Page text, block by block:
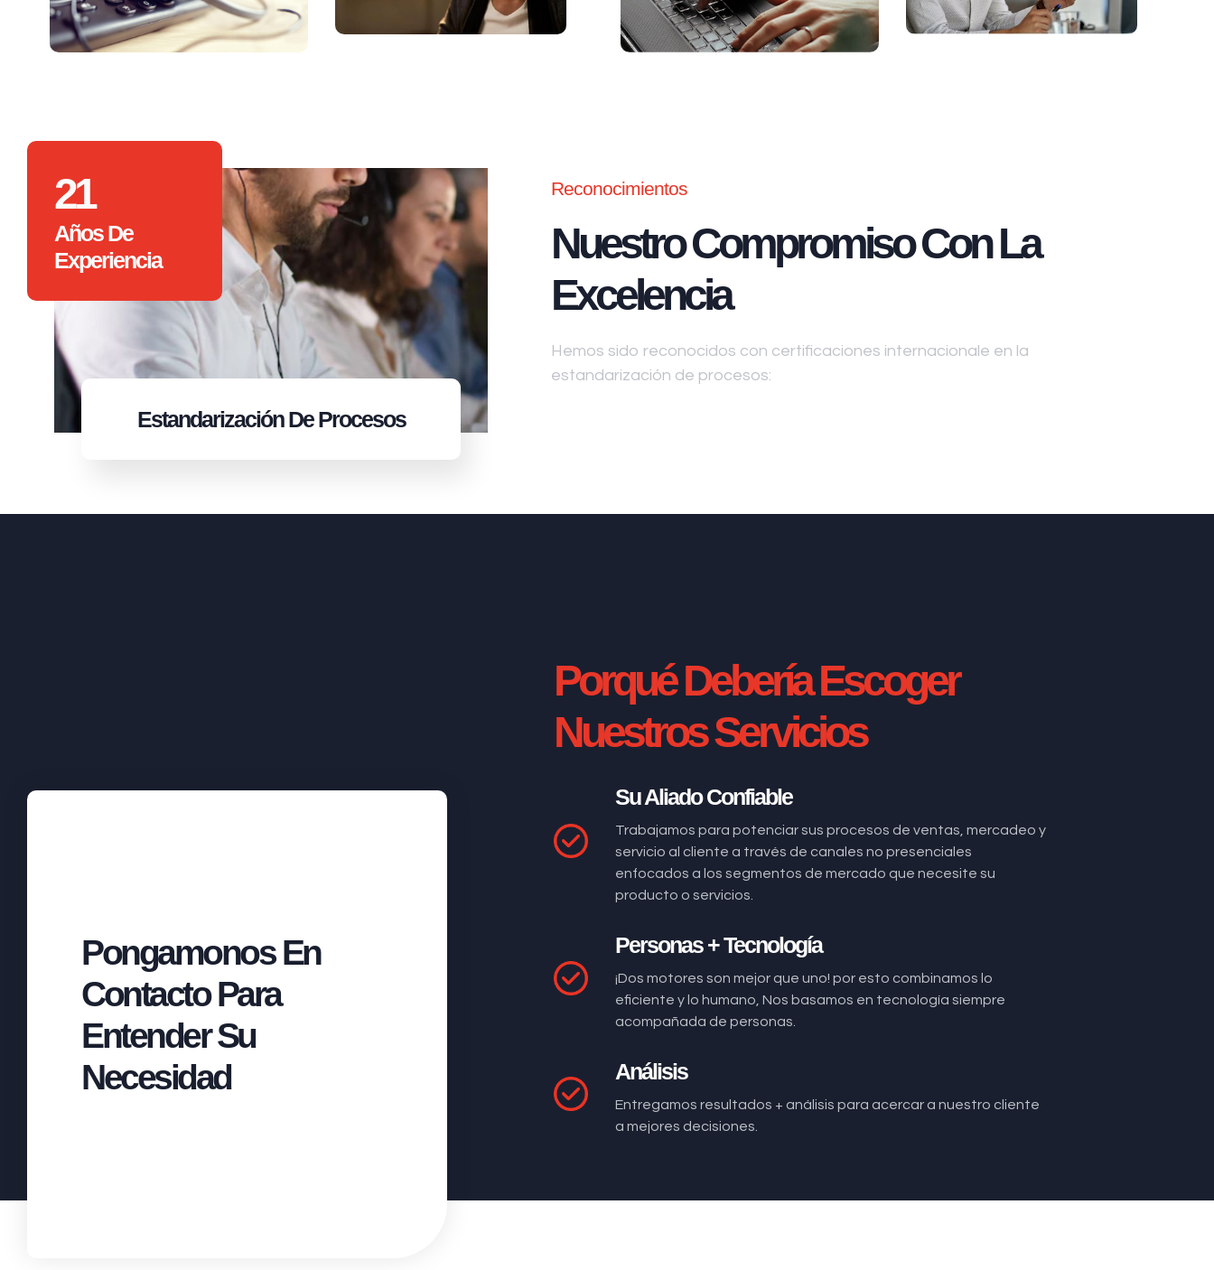
21
Años De
Experiencia
EstandarizaciónDe Procesos
Reconocimientos
Nuestro Compromiso Con La
Excelencia
Hemos sido reconocidos con certificaciones internacionale en la
estandarización de procesos:
Pongamonos En
Contacto Para
Entender Su
Necesidad
Porqué Debería Escoger
Nuestros Servicios
Su Aliado Confiable
Trabajamos para potenciar sus procesos de ventas, mercadeo y
servicio al cliente a través de canales no presenciales
enfocados a los segmentos de mercado que necesite su
producto o servicios.
Personas + Tecnología
¡Dos motores son mejor que uno! por esto combinamos lo
eficiente y lo humano, Nos basamos en tecnología siempre
acompañada de personas.
Análisis
Entregamos resultados + análisis para acercar a nuestro cliente
a mejores decisiones.